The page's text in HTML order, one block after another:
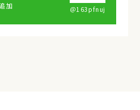
加
＠163pfnuj